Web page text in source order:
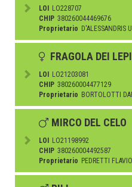
LOI
LO228707
CHIP 380260044469676
Proprietario D'ALESSANDRIS
FRAGOLA DEI
LOI
LO21203081
CHIP 380260004477129
Proprietario BORTOLOTTI
MIRCO DEL CELO
LOI
LO21198992
CHIP 380260004492587
Proprietario PEDRETTI FLAVIO